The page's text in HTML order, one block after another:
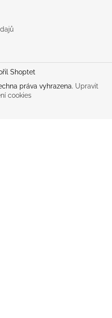
Shoptet
práva vyhrazena. Upravit
cookies